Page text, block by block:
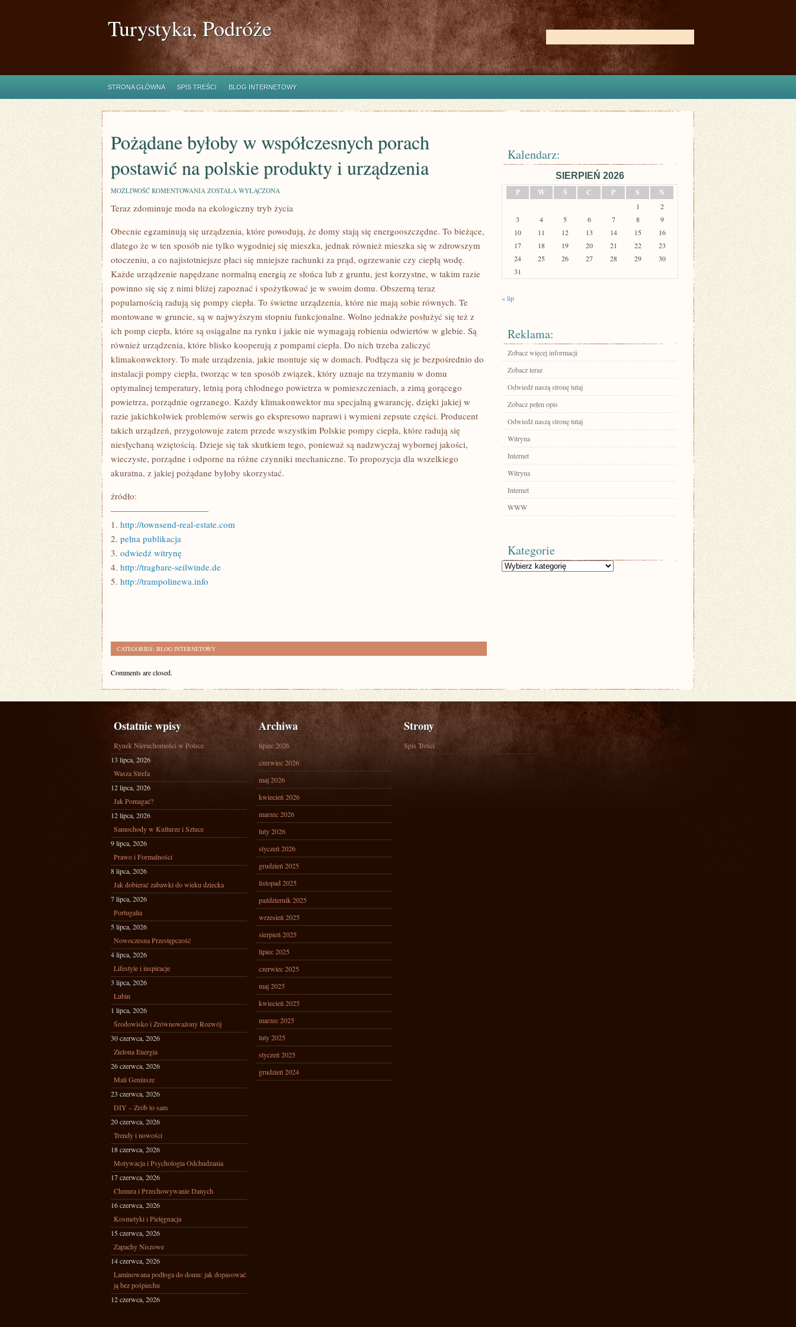
Turystyka, Podróże
STRONA GŁÓWNA SPIS TREŚCI BLOG INTERNETOWY
Pożądane byłoby w współczesnych porach
postawić na polskie produkty i urządzenia
MOŻLIWOŚĆ KOMENTOWANIA POŻĄDANE
W
WSPÓŁCZESNYCH
POSTAWIĆ
NA
POLSKIE
PRODUKTY
URZĄDZENIA
ZOSTAŁA WYŁĄCZONA
Teraz zdominuje moda na ekologiczny tryb życia
Obecnie egzaminują się urządzenia, które powodują, że domy stają się energooszczędne. To bieżące,
dlatego że w ten sposób nie tylko wygodniej się mieszka, jednak również mieszka się w zdrowszym
otoczeniu, a co najistotniejsze płaci się mniejsze rachunki za prąd, ogrzewanie czy ciepłą wodę.
Każde urządzenie napędzane normalną energią ze słońca lub z gruntu, jest korzystne, w takim razie
powinno się się z nimi bliżej zapoznać i spożytkować je w swoim domu. Obszerną teraz
popularnością radują się pompy ciepła. To świetne urządzenia, które nie mają sobie równych. Te
montowane w gruncie, są w najwyższym stopniu funkcjonalne. Wolno jednakże posłużyć się też z
ich pomp ciepła, które są osiągalne na rynku i jakie nie wymagają robienia odwiertów w glebie. Są
również urządzenia, które blisko kooperują z pompami ciepła. Do nich trzeba zaliczyć
klimakonwektory. To małe urządzenia, jakie montuje się w domach. Podłącza się je bezpośrednio do
instalacji pompy ciepła, tworząc w ten sposób związek, który uznaje na trzymaniu w domu
optymalnej temperatury, letnią porą chłodnego powietrza w pomieszczeniach, a zimą gorącego
powietrza, porządnie ogrzanego. Każdy klimakonwektor ma specjalną gwarancję, dzięki jakiej w
razie jakichkolwiek problemów serwis go ekspresowo naprawi i wymieni zepsute części. Producent
takich urządzeń, przygotowuje zatem przede wszystkim Polskie pompy ciepła, które radują się
niesłychaną wziętością. Dzieje się tak skutkiem tego, ponieważ są nadzwyczaj wybornej jakości,
wieczyste, porządne i odporne na różne czynniki mechaniczne. To propozycja dla wszelkiego
akuratna, z jakiej pożądane byłoby skorzystać.
źródło:
———————————
1. http://townsend-real-estate.com
2. pełna publikacja
3. odwiedź witrynę
4. http://tragbare-seilwinde.de
5. http://trampolinewa.info
CATEGORIES: BLOG INTERNETOWY
Comments are closed.
Kalendarz:
SIERPIEŃ 2026
P
W Ś C P S N
1
2
3
4 5 6 7 8
9
10
11 12 13 14 15
16
17
18 19 20 21 22
23
24
25 26 27 28 29
30
31
« lip
Reklama:
Zobacz więcej informacji
Zobacz teraz
Odwiedź naszą stronę tutaj
Zobacz pełen opis
Odwiedź naszą stronę tutaj
Witryna
Internet
Witryna
Internet
WWW
Kategorie
Kategorie
Ostatnie wpisy
Rynek Nieruchomości w Polsce
13 lipca, 2026
Wasza Strefa
12 lipca, 2026
Jak Pomagać?
12 lipca, 2026
Samochody w Kulturze i Sztuce
9 lipca, 2026
Prawo i Formalności
8 lipca, 2026
Jak dobierać zabawki do wieku dziecka
7 lipca, 2026
Portugalia
5 lipca, 2026
Nowoczesna Przestępczość
4 lipca, 2026
Lifestyle i inspiracje
3 lipca, 2026
Lubin
1 lipca, 2026
Środowisko i Zrównoważony Rozwój
30 czerwca, 2026
Zielona Energia
26 czerwca, 2026
Mali Geniusze
23 czerwca, 2026
DIY – Zrób to sam
20 czerwca, 2026
Trendy i nowości
18 czerwca, 2026
Motywacja i Psychologia Odchudzania
17 czerwca, 2026
Chmura i Przechowywanie Danych
16 czerwca, 2026
Kosmetyki i Pielęgnacja
15 czerwca, 2026
Zapachy Niszowe
14 czerwca, 2026
Laminowana podłoga do domu: jak dopasować
ją bez pośpiechu
12 czerwca, 2026
Archiwa
lipiec 2026
czerwiec 2026
maj 2026
kwiecień 2026
marzec 2026
luty 2026
styczeń 2026
grudzień 2025
listopad 2025
październik 2025
wrzesień 2025
sierpień 2025
lipiec 2025
czerwiec 2025
maj 2025
kwiecień 2025
marzec 2025
luty 2025
styczeń 2025
grudzień 2024
Strony
Spis Treści